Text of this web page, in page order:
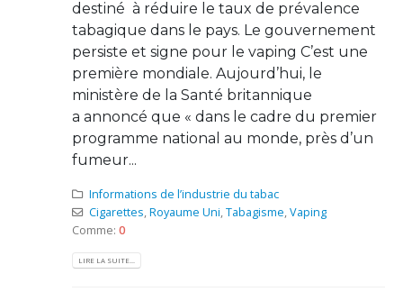
destiné à réduire le taux de prévalence
tabagique dans le pays. Le gouvernement
persiste et signe pour le vaping C’est une
première mondiale. Aujourd’hui, le
ministère de la Santé britannique
a annoncé que « dans le cadre du premier
programme national au monde, près d’un
fumeur...
Informations de l’industrie du tabac
Cigarettes,Royaume Uni,Tabagisme,Vaping
Comme: 0
LIRE LA SUITE...